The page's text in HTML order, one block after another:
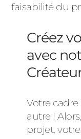
faisabilité du
Créez
avec
Votre
autre !
projet,